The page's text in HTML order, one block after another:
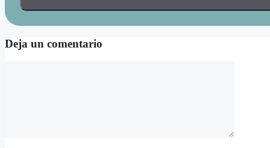
Deja un comentario